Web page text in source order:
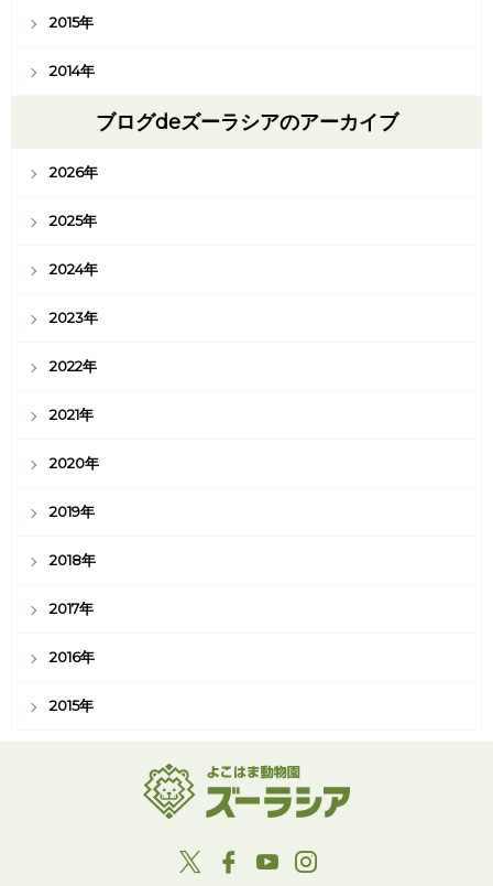
2015年
2014年
ブログdeズーラシアのアーカイブ
2026年
2025年
2024年
2023年
2022年
2021年
2020年
2019年
2018年
2017年
2016年
2015年